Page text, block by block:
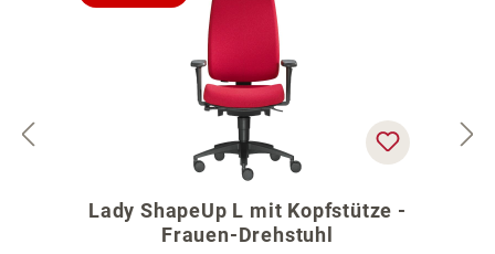
Lady ShapeUp L mit Kopfstütze -
Frauen-Drehstuhl